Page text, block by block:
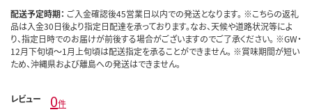
配送予定時期： ご入金確認後45営業日以内での発送となります。 ※こちらの返礼
品は入金30日後より指定日配達を承っております。なお、天候や道路状況等によ
り、指定日時でのお届けが前後する場合がございますのでご了承ください。 ※GW・
12月下旬頃～1月上旬頃は配送指定を承ることができません。 ※賞味期間が短い
ため、沖縄県および離島への発送はできません。
レビュー 0件